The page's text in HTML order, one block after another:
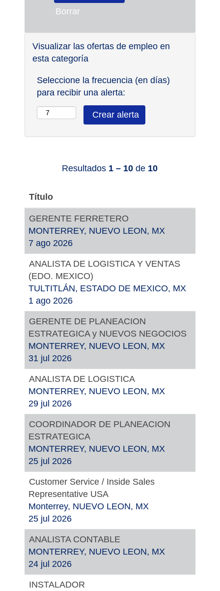
Borrar
Visualizar las ofertas de empleo en
esta categoría
Seleccione la frecuencia (en días)
para recibir una alerta:
Resultados 1 – 10 de 10
Título
GERENTE FERRETERO
MONTERREY, NUEVO LEON, MX
7 ago 2026
ANALISTA DE LOGISTICA Y VENTAS
(EDO. MEXICO)
TULTITLÁN, ESTADO DE MEXICO, MX
1 ago 2026
GERENTE DE PLANEACION
ESTRATEGICA y NUEVOS NEGOCIOS
MONTERREY, NUEVO LEON, MX
31 jul 2026
ANALISTA DE LOGISTICA
MONTERREY, NUEVO LEON, MX
29 jul 2026
COORDINADOR DE PLANEACION
ESTRATEGICA
MONTERREY, NUEVO LEON, MX
25 jul 2026
Customer Service / Inside Sales
Representative USA
Monterrey, NUEVO LEON, MX
25 jul 2026
ANALISTA CONTABLE
MONTERREY, NUEVO LEON, MX
24 jul 2026
INSTALADOR